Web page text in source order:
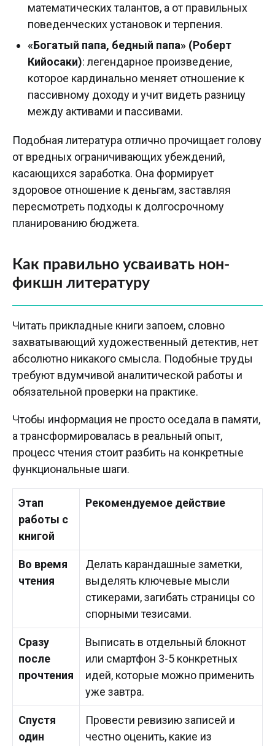
математических талантов, а от правильных
поведенческих установок и терпения.
«Богатый папа, бедный папа» (Роберт
Кийосаки): легендарное произведение,
которое кардинально меняет отношение к
пассивному доходу и учит видеть разницу
между активами и пассивами.
Подобная литература отлично прочищает голову
от вредных ограничивающих убеждений,
касающихся заработка. Она формирует
здоровое отношение к деньгам, заставляя
пересмотреть подходы к долгосрочному
планированию бюджета.
Как правильно усваивать нон-
фикшн литературу
Читать прикладные книги запоем, словно
захватывающий художественный детектив, нет
абсолютно никакого смысла. Подобные труды
требуют вдумчивой аналитической работы и
обязательной проверки на практике.
Чтобы информация не просто оседала в памяти,
а трансформировалась в реальный опыт,
процесс чтения стоит разбить на конкретные
функциональные шаги.
Этап
работы с
книгой
Рекомендуемое действие
Во время
чтения
Делать карандашные заметки,
выделять ключевые мысли
стикерами, загибать страницы со
спорными тезисами.
Сразу
после
прочтения
Выписать в отдельный блокнот
или смартфон 3-5 конкретных
идей, которые можно применить
уже завтра.
Спустя
один
Провести ревизию записей и
честно оценить, какие из